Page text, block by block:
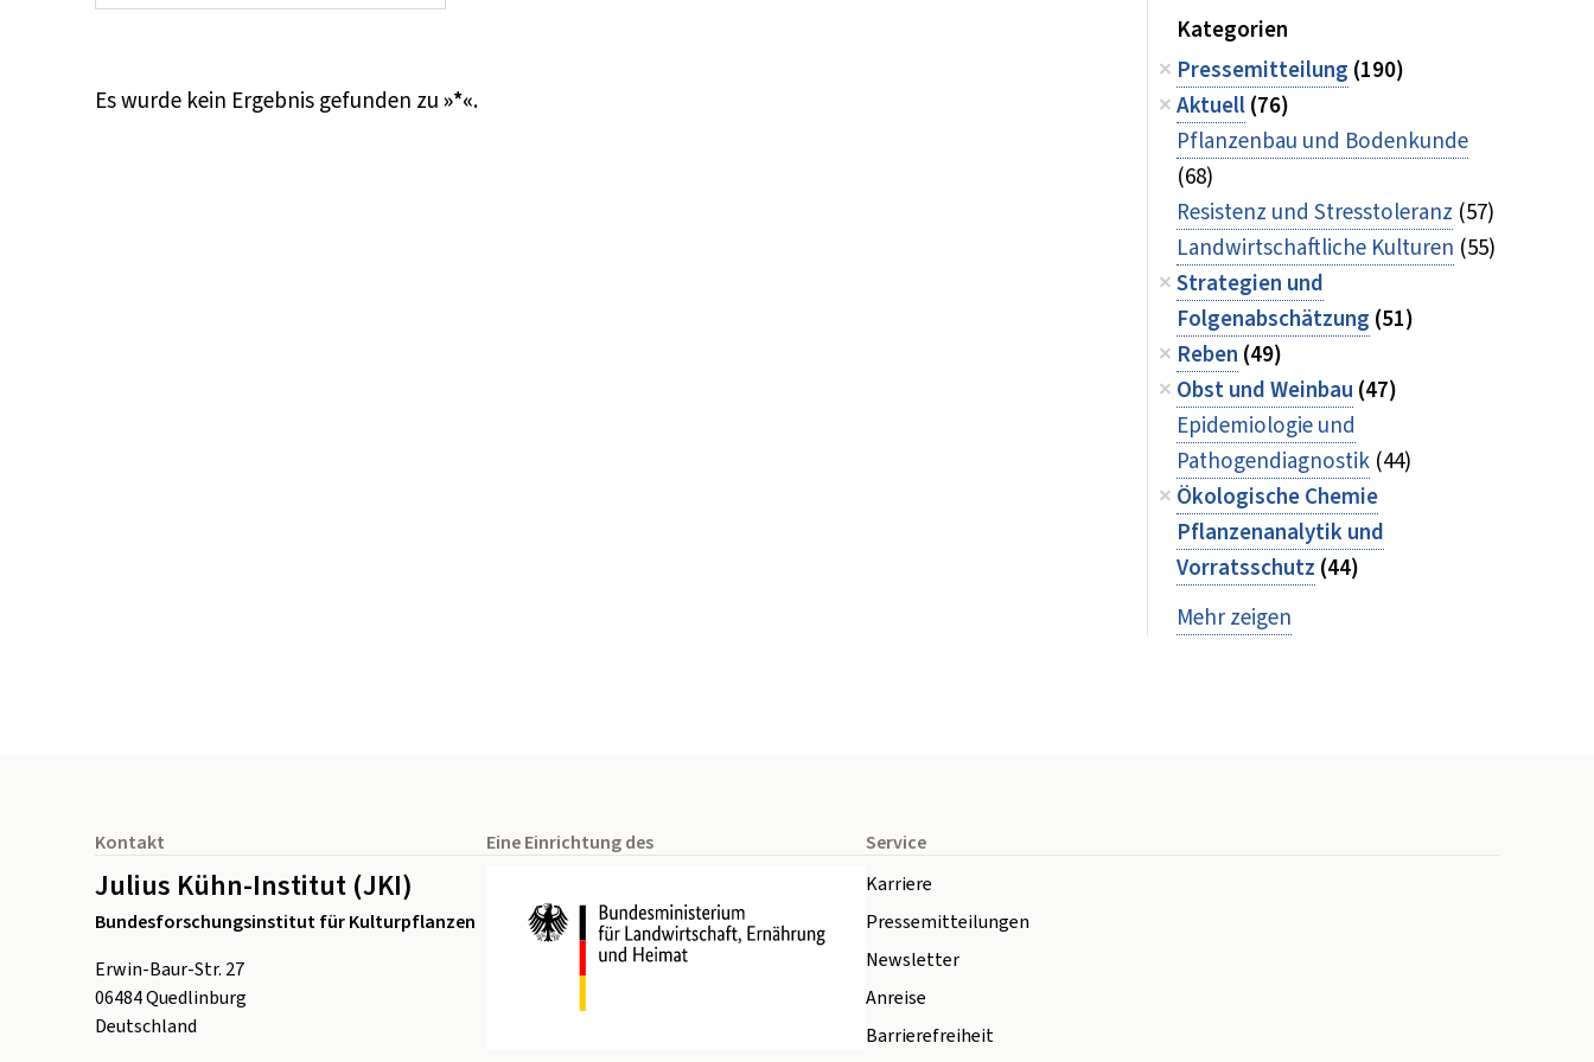
Es wurde kein Ergebnis gefunden zu»*«.
Kategorien
Pressemitteilung (190)
Aktuell(76)
Pflanzenbau und Bodenkunde
(68)
Resistenz und Stresstoleranz (57)
Landwirtschaftliche Kulturen (55)
Strategien und
Folgenabschätzung (51)
Reben (49)
Obst und Weinbau (47)
Epidemiologie und
Pathogendiagnostik (44)
Ökologische Chemie
Pflanzenanalytik und
Vorratsschutz (44)
Mehr zeigen
Kontakt
Julius Kühn-Institut (JKI)
Bundesforschungsinstitut für Kulturpflanzen
Erwin-Baur-Str. 27
06484Quedlinburg
Deutschland
Eine Einrichtung des
Service
Karriere
Pressemitteilungen
Newsletter
Anreise
Barrierefreiheit